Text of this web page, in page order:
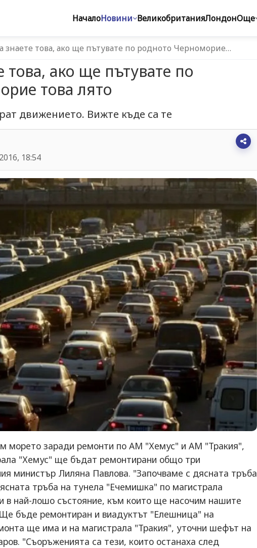
НачалоНовини ВеликобританияЛондонОще
знаете това, ако ще пътувате по родното Черноморие…
това, ако ще пътувате по
това лято
движението. Вижте къде са те
18:54
морето заради ремонти по АМ "Хемус" и АМ "Тракия",
"Хемус" ще бъдат ремонтирани общо три
министър Лиляна Павлова. "Започваме с дясната тръба
тръба на тунела "Ечемишка" по магистрала
в най-лошо състояние, към които ще насочим нашите
бъде ремонтиран и виадуктът "Елешница" на
ще има и на магистрала "Тракия", уточни шефът на
"Съоръженията са тези, които останаха след